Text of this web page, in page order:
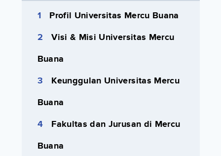
Profil Universitas Mercu Buana
Visi & Misi Universitas Mercu
Buana
Keunggulan Universitas Mercu
Buana
Fakultas dan Jurusan di Mercu
Buana